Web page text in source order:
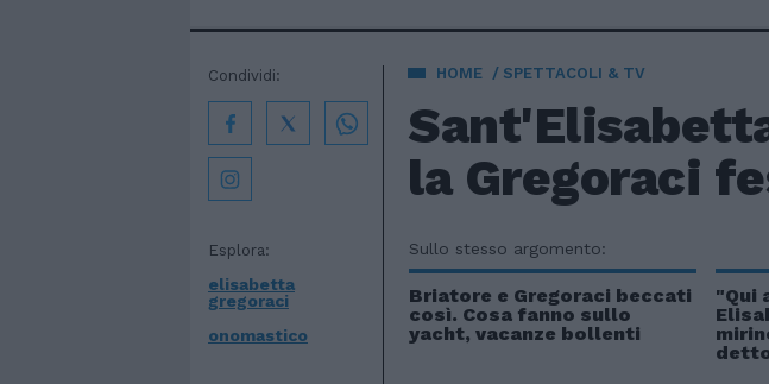
HOME SPETTACOLI & TV
la Gregoraci
Esplora:
elisabetta
gregoraci
onomastico
Condividi:
Sullo stesso argomento:
Briatore e Gregoraci beccati
così. Cosa fanno sullo
yacht, vacanze bollenti
"Qui